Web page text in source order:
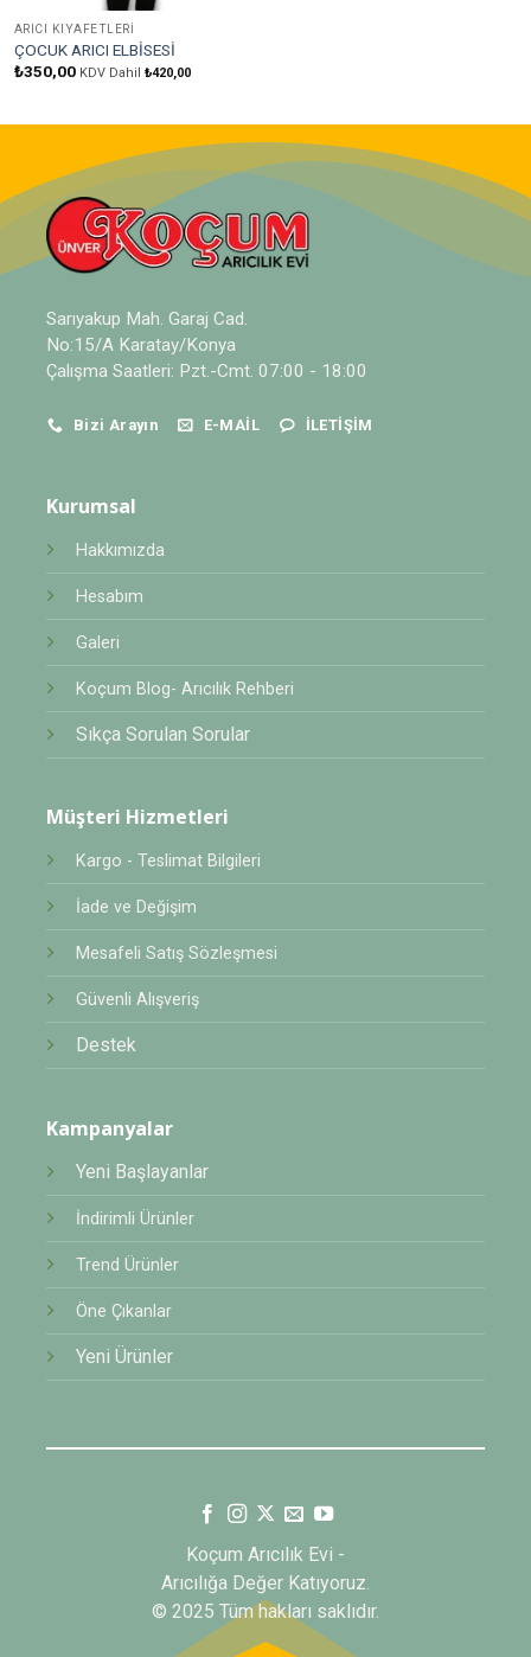
ARICI KIYAFETLERI
ÇOCUK ARICI ELBİSESİ
₺350,00 KDV Dahil ₺420,00
Sarıyakup Mah. Garaj Cad.
No:15/A Karatay/Konya
Çalışma Saatleri: Pzt.-Cmt. 07:00 - 18:00
Bizi Arayın E-MAIL İLETIŞIM
Kurumsal
Hakkımızda
Hesabım
Galeri
Koçum Blog- Arıcılık Rehberi
Sıkça Sorulan Sorular
Müşteri Hizmetleri
Kargo - Teslimat Bilgileri
İade ve Değişim
Mesafeli Satış Sözleşmesi
Güvenli Alışveriş
Destek
Kampanyalar
Yeni Başlayanlar
İndirimli Ürünler
Trend Ürünler
Öne Çıkanlar
Yeni Ürünler
Koçum Arıcılık Evi -
Arıcılığa Değer Katıyoruz.
© 2025 Tüm hakları saklıdır.